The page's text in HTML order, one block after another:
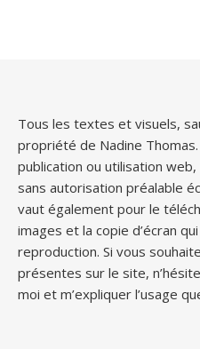
Tous les textes et visuels,
propriété de Nadine
publication ou utilisation
sans autorisation préalable
vaut également pour le
images et la copie d’écran
reproduction. Si vous
présentes sur le site,
moi et m’expliquer l’usage